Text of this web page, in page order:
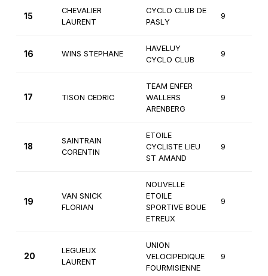
15
CHEVALIER
LAURENT
CYCLO CLUB DE
PASLY
9
16 WINS STEPHANE
HAVELUY
CYCLO CLUB
9
17 TISON CEDRIC
TEAM ENFER
WALLERS
ARENBERG
9
18
SAINTRAIN
CORENTIN
ETOILE
CYCLISTE LIEU
ST AMAND
9
19
VAN SNICK
FLORIAN
NOUVELLE
ETOILE
SPORTIVE BOUE
ETREUX
9
20
LEGUEUX
LAURENT
UNION
VELOCIPEDIQUE
FOURMISIENNE
9